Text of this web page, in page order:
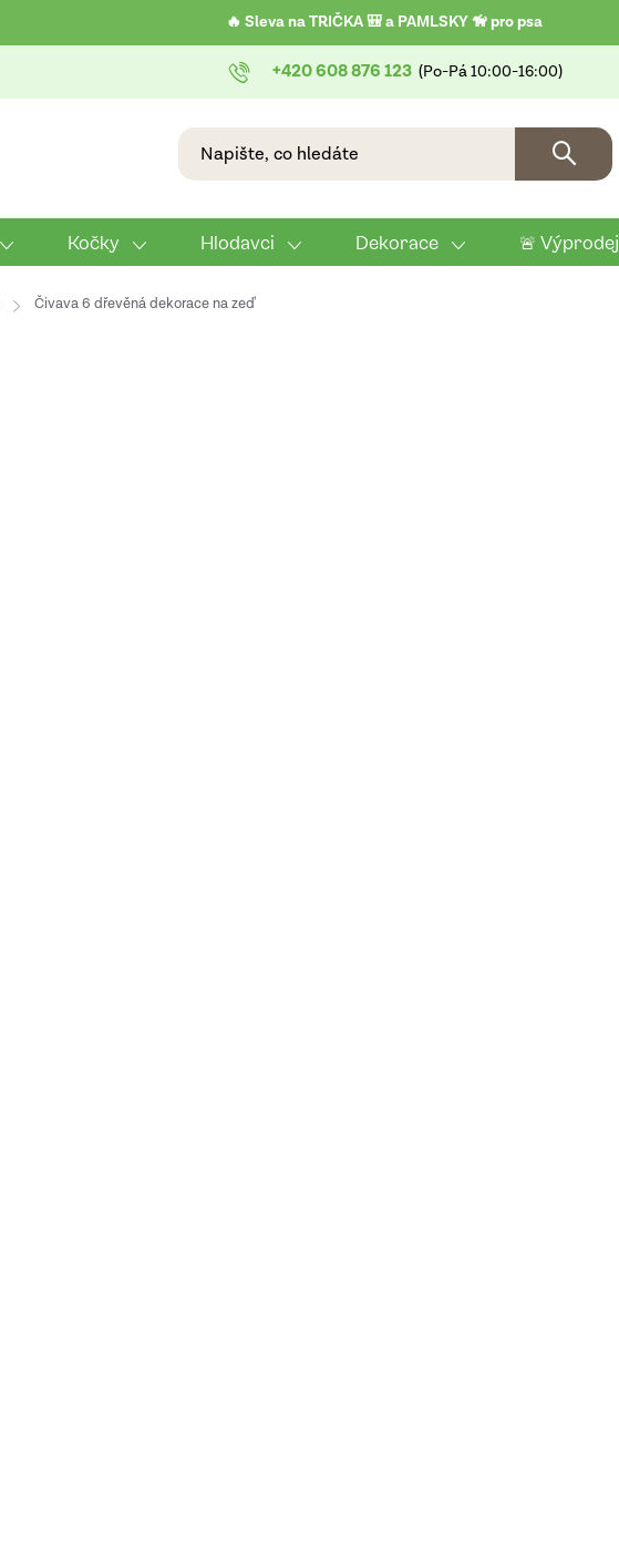
🔥 Sleva na TRIČKA 🎒 a PAMLSKY 🦮 pro psa
+420 608 876 123
Kočky Hlodavci Dekorace 🚨 Výprodej
Čivava 6 dřevěná dekorace na zeď